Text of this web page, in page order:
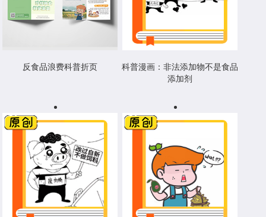
反食品浪费科普折页
科普漫画：非法添加物不是食品
添加剂